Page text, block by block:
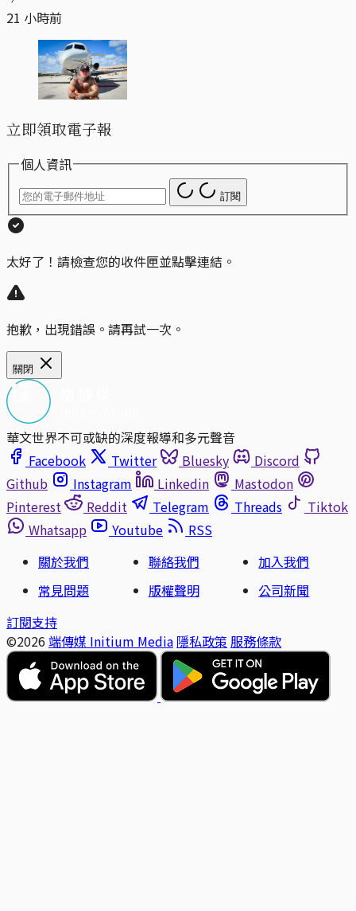
21 小時前
立即領取電子報
個人資訊
訂閱
太好了！請檢查您的收件匣並點擊連結。
抱歉，出現錯誤。請再試一次。
關閉
華文世界不可或缺的深度報導和多元聲音
Facebook
Twitter Bluesky
Discord
Github
Instagram Linkedin
Mastodon
Pinterest
Reddit Telegram Threads
Tiktok
Whatsapp
Youtube
RSS
關於我們
聯絡我們
加入我們
常見問題
版權聲明
公司新聞
訂閱支持
©2026 端傳媒 Initium Media 隱私政策 服務條款